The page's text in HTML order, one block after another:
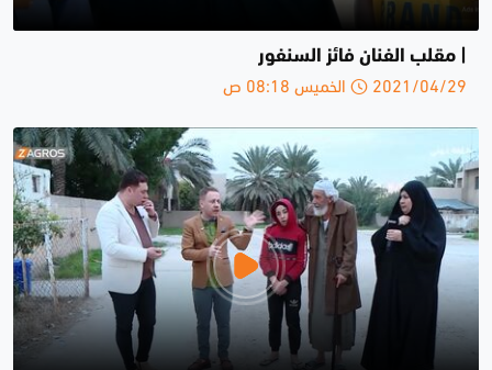
| مقلب الفنان فائز السنفور
2021/04/29 الخميس 08:18 ص